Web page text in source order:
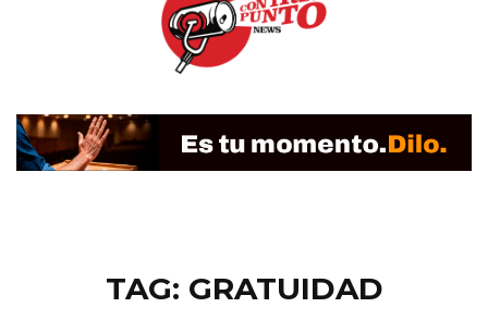
TAG: GRATUIDAD